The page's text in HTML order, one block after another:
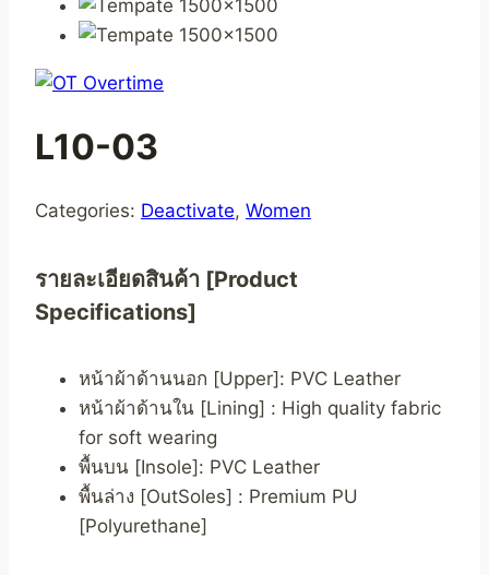
L10-03
Categories: Deactivate, Women
รายละเอียดสินค้า [Product
Specifications]
หน้าผ้าด้านนอก [Upper]: PVC Leather
หน้าผ้าด้านใน [Lining] : High quality fabric
for soft wearing
พื้นบน [Insole]: PVC Leather
พื้นล่าง [OutSoles] : Premium PU
[Polyurethane]